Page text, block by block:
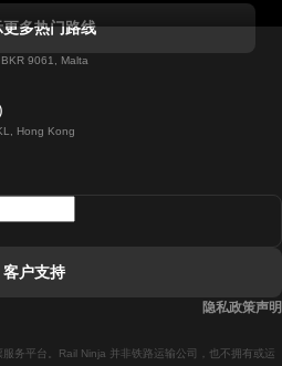
往戈尔韦的列車
往拿坡里的列車
更多热门路线
9061, Malta
Hong Kong
务平台。Rail Ninja 并非铁路运输公司，也不拥有或运
客户支持
隐私政策声明